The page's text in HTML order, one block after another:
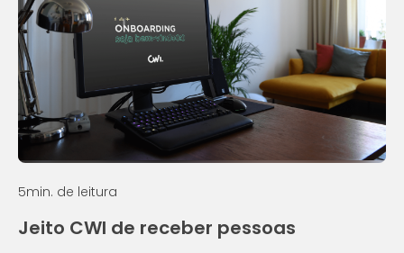
5min. de leitura
Jeito CWI de receber pessoas